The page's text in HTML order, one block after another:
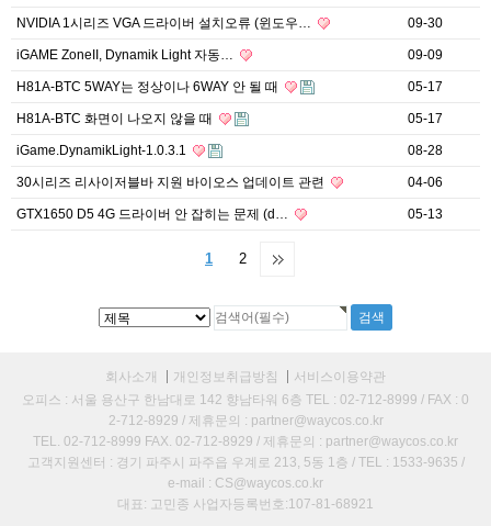
NVIDIA 1시리즈 VGA 드라이버 설치오류 (윈도우… 09-30
iGAME ZoneII, Dynamik Light 자동… 09-09
H81A-BTC 5WAY는 정상이나 6WAY 안 될 때 05-17
H81A-BTC 화면이 나오지 않을 때 05-17
iGame.DynamikLight-1.0.3.1 08-28
30시리즈 리사이저블바 지원 바이오스 업데이트 관련 04-06
GTX1650 D5 4G 드라이버 안 잡히는 문제 (d… 05-13
1 2
회사소개 개인정보취급방침
서비스이용약관
오피스 : 서울 용산구 한남대로 142 향남타워 6층 TEL : 02-712-8999 / FAX : 0
2-712-8929 / 제휴문의 : partner@waycos.co.kr
TEL. 02-712-8999 FAX. 02-712-8929 / 제휴문의 : partner@waycos.co.kr
고객지원센터 : 경기 파주시 파주읍 우계로 213, 5동 1층 / TEL : 1533-9635 /
e-mail : CS@waycos.co.kr
대표: 고민종 사업자등록번호:107-81-68921